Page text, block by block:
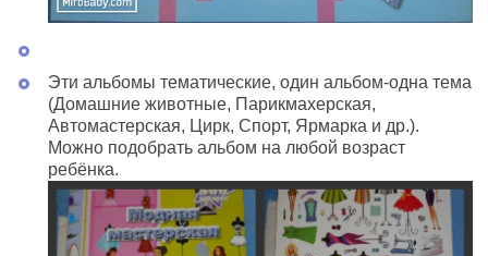
Эти альбомы тематические, один альбом-одна тема
(Домашние животные, Парикмахерская,
Автомастерская, Цирк, Спорт, Ярмарка и др.).
Можно подобрать альбом на любой возраст
ребёнка.